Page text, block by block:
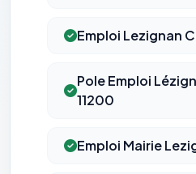
Emploi Lezignan
Pole Emploi
11200
Emploi Mairie